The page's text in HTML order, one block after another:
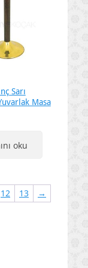
Sarı
Masa
oku
12 13 →